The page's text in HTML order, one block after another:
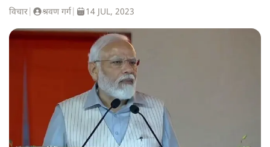
विचार श्रवण गर्ग 14 JUL, 2023